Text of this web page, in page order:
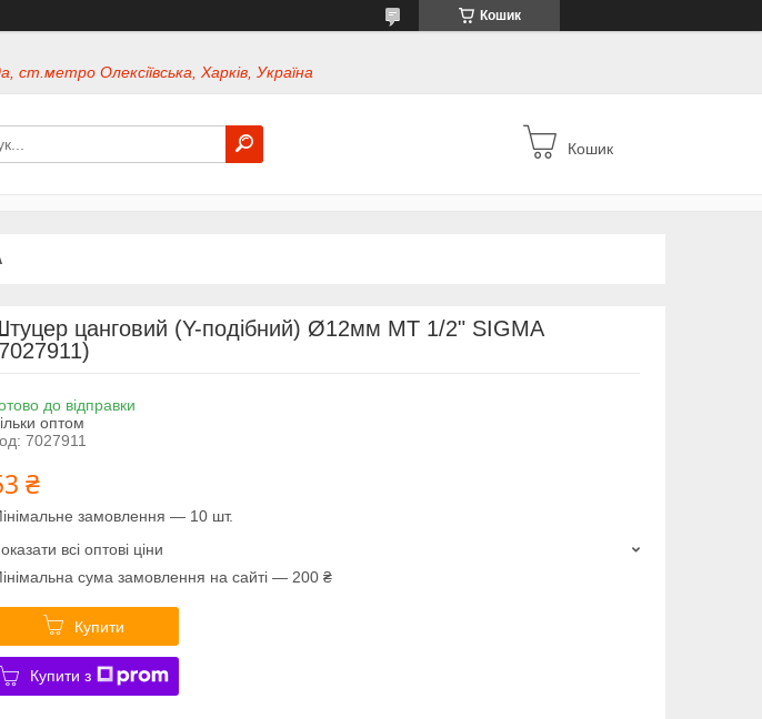
Кошик
ст.метро Олексіївська, Харків, Україна
Кошик
цанговий (Y-подібний) Ø12мм МТ 1/2" SIGMA
до відправки
оптом
7027911
₴
замовлення — 10 шт.
всі оптові ціни
сума замовлення на сайті — 200 ₴
Купити
Купити з